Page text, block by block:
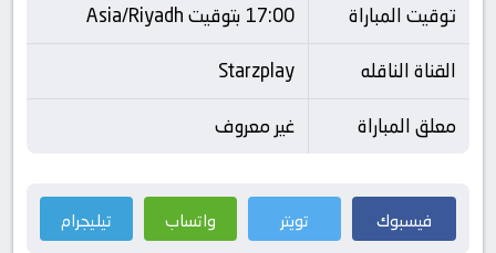
توقيت المباراة
17:00 بتوقيت Asia/Riyadh
القناة الناقله
Starzplay
معلق المباراة
غير معروف
فيسبوك تويتر واتساب تيليجرام